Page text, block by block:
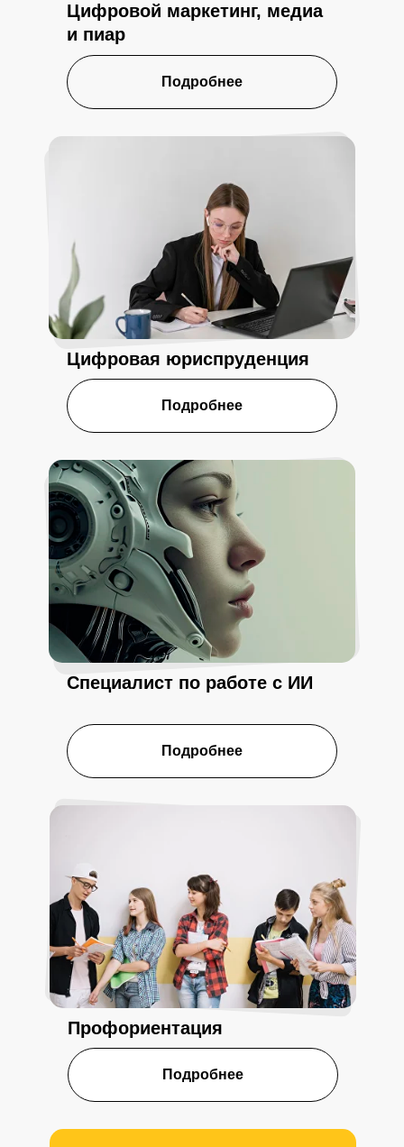
Цифровой маркетинг, медиа
и пиар
Подробнее
Цифровая юриспруденция
Подробнее
Подробнее
Специалист по работе с ИИ
Профориентация
Подробнее